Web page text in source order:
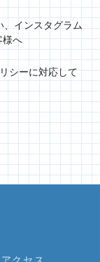
インスタグラム
様へ
シーに対応して